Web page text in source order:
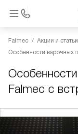
Falmec
Акции и статьи
Особенности варочных
Falmec с